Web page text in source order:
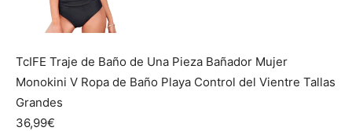
TcIFE Traje de Baño de Una Pieza Bañador Mujer
Monokini V Ropa de Baño Playa Control del Vientre Tallas
Grandes
36,99€